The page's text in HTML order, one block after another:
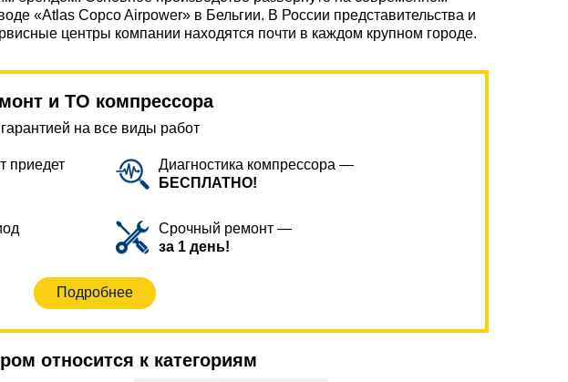
«Atlas Copco Airpower» в Бельгии. В России представительства и
центры компании находятся почти в каждом крупном городе.
и ТО компрессора
на все виды работ
приедет
Диагностика компрессора —
БЕСПЛАТНО!
Срочный ремонт —
за 1 день!
Подробнее
относится к категориям